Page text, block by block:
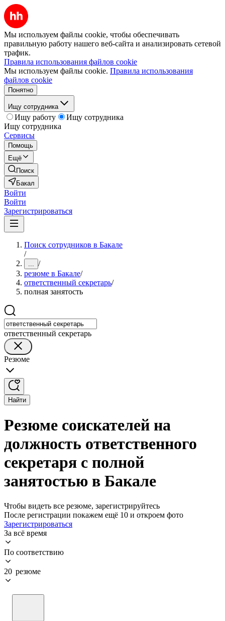
Мы используем файлы cookie, чтобы обеспечивать
правильную работу нашего веб-сайта и анализировать сетевой
трафик.
Правила использования файлов cookie
Мы используем файлы cookie. Правила использования
файлов cookie
Понятно
Ищу сотрудника
Ищу работу
Ищу сотрудника
Ищу сотрудника
Сервисы
Помощь
Ещё
Поиск
Бакал
Войти
Войти
Зарегистрироваться
Поиск сотрудников в Бакале
/
... /
резюме в Бакале/
ответственный секретарь/
полная занятость
ответственный секретарь
Резюме
Найти
Резюме соискателей на
должность ответственного
секретаря с полной
занятостью в Бакале
Чтобы видеть все резюме, зарегистрируйтесь
После регистрации покажем ещё 10 и откроем фото
Зарегистрироваться
За всё время
По соответствию
20 резюме